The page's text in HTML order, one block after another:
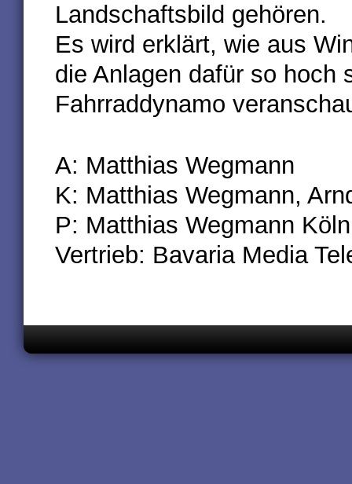
Landschaftsbild gehören.
Es wird erklärt, wie aus
die Anlagen dafür so hoch
Fahrraddynamo
A: Matthias Wegmann
K: Matthias Wegmann,
P: Matthias Wegmann
Vertrieb: Bavaria Media